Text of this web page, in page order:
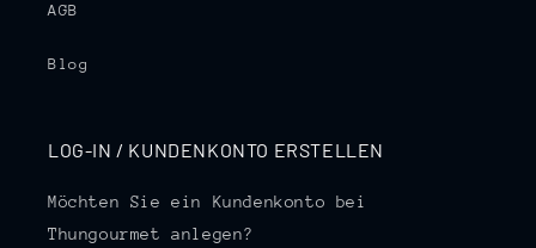
AGB
Blog
LOG-IN / KUNDENKONTO ERSTELLEN
Möchten Sie ein Kundenkonto bei
Thungourmet anlegen?